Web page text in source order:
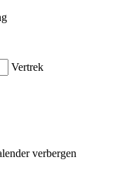
Vertrek
verbergen